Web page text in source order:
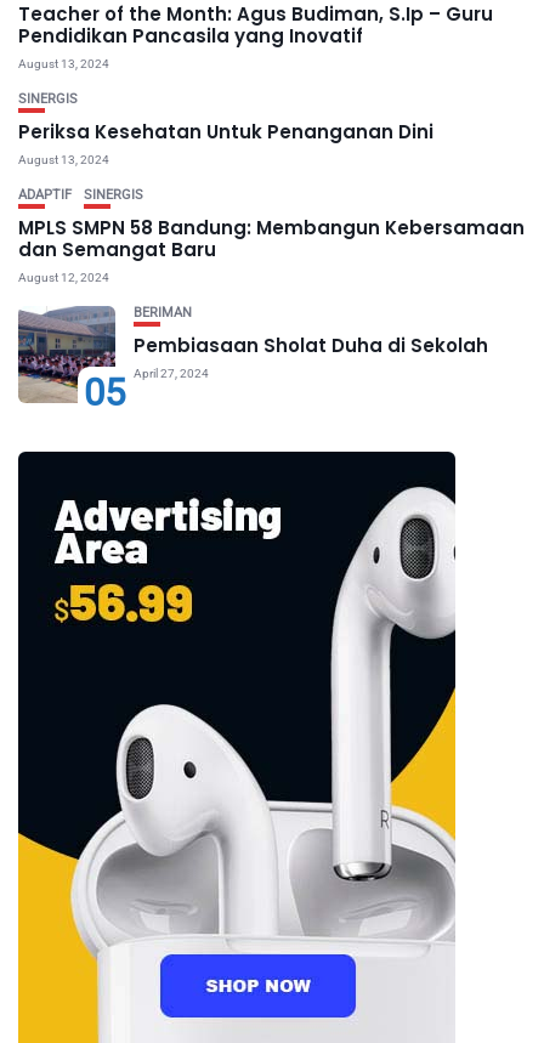
Teacher of the Month: Agus Budiman, S.Ip – Guru
Pendidikan Pancasila yang Inovatif
August 13, 2024
SINERGIS
Periksa Kesehatan Untuk Penanganan Dini
August 13, 2024
ADAPTIF SINERGIS
MPLS SMPN 58 Bandung: Membangun Kebersamaan
dan Semangat Baru
August 12, 2024
05
BERIMAN
Pembiasaan Sholat Duha di Sekolah
April 27, 2024